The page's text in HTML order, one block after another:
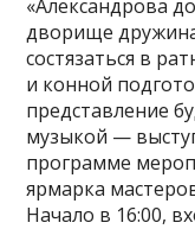
«Александрова
дворище
состязаться в
и конной
представление
музыкой —
программе
ярмарка
Начало в 16:00,